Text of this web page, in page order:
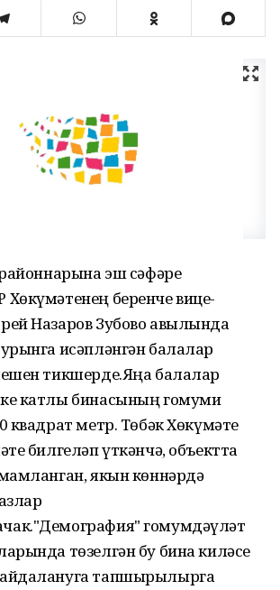
эш сәфәре
беренче вице-
Назаров Зубово авылында
исәпләнгән балалар
тикшерде.Яңа балалар
катлы бинасының гомуми
квадрат метр. Төбәк Хөкүмәте
билгеләп үткәнчә, объектта
якын көннәрдә
гомумдәүләт
төзелгән бу бина киләсе
тапшырылырга